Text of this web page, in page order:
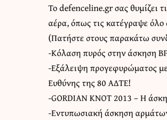
Τοdefenceline.grσας θυμίζει
αέρα, όπως τις κατέγραψε
(Πατήστε στους παρακάτω
-Κόλαση πυρός στην άσκηση
-Εξάλειψη προγεφυρώματος
Ευθύνης της 80 ΑΔΤΕ!
-GORDIAN KNOT 2013 – H
-Εντυπωσιακή άσκηση